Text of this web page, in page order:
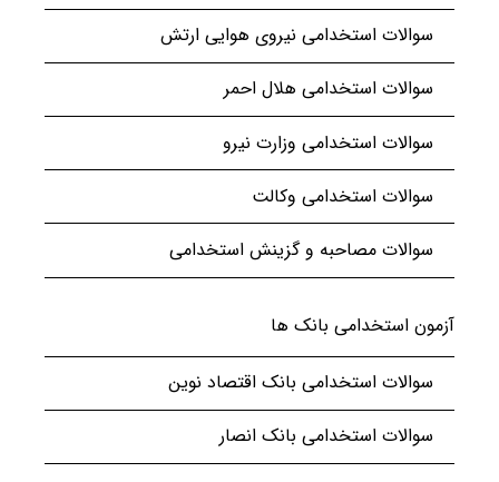
سوالات استخدامی نیروی هوایی ارتش
سوالات استخدامی هلال احمر
سوالات استخدامی وزارت نیرو
سوالات استخدامی وکالت
سوالات مصاحبه و گزینش استخدامی
آزمون استخدامی بانک ها
سوالات استخدامی بانک اقتصاد نوین
سوالات استخدامی بانک انصار